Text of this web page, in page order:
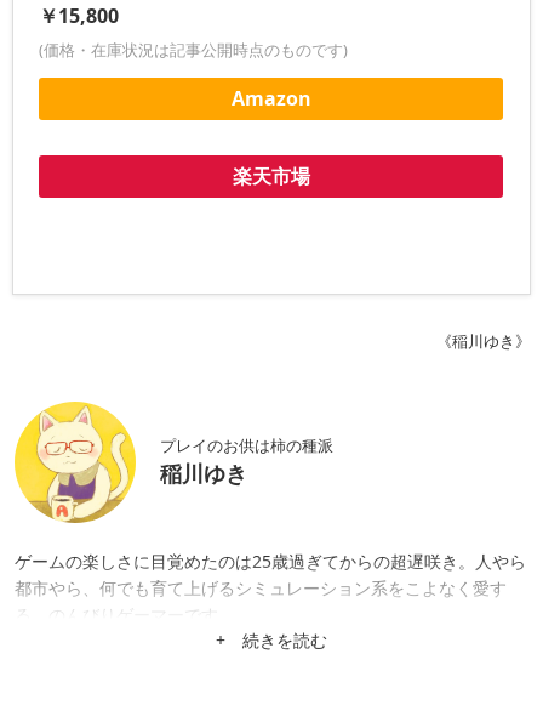
￥15,800
(価格・在庫状況は記事公開時点のものです)
Amazon
楽天市場
《稲川ゆき》
プレイのお供は柿の種派
稲川ゆき
ゲームの楽しさに目覚めたのは25歳過ぎてからの超遅咲き。人やら
都市やら、何でも育て上げるシミュレーション系をこよなく愛す
る、のんびりゲーマーです。
+ 続きを読む